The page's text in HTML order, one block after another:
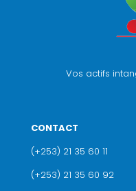
Vos actifs
CONTACT
(+253) 21 35 60 11
(+253) 21 35 60 92